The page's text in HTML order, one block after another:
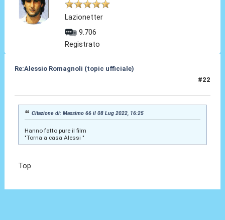
Lazionetter
9.706
Registrato
Re:Alessio Romagnoli (topic ufficiale)
#22
Citazione di: Massimo 66 il 08 Lug 2022, 16:25
Hanno fatto pure il film
"Torna a casa Alessi "
Top